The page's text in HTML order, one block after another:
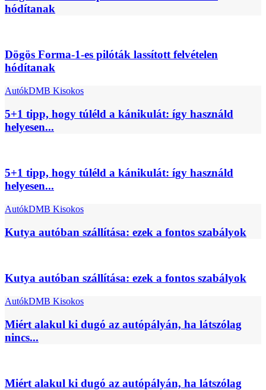
hódítanak
Dögös Forma-1-es pilóták lassított felvételen
hódítanak
AutókDMB Kisokos
5+1 tipp, hogy túléld a kánikulát: így használd
helyesen...
5+1 tipp, hogy túléld a kánikulát: így használd
helyesen...
AutókDMB Kisokos
Kutya autóban szállítása: ezek a fontos szabályok
Kutya autóban szállítása: ezek a fontos szabályok
AutókDMB Kisokos
Miért alakul ki dugó az autópályán, ha látszólag
nincs...
Miért alakul ki dugó az autópályán, ha látszólag